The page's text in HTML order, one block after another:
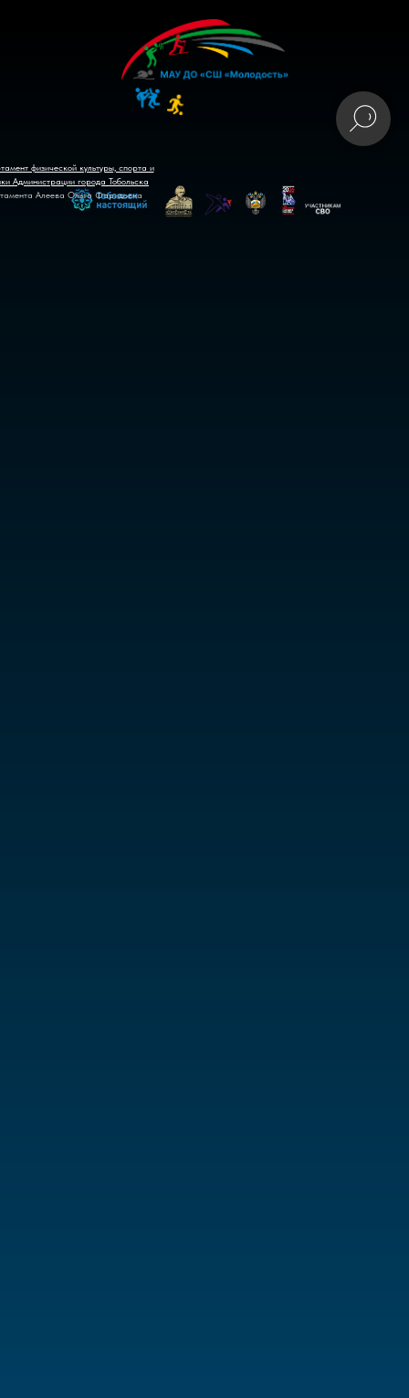
физической культуры, спорта и
Администрации города Тобольска
Алеева Ольга Фаридовна